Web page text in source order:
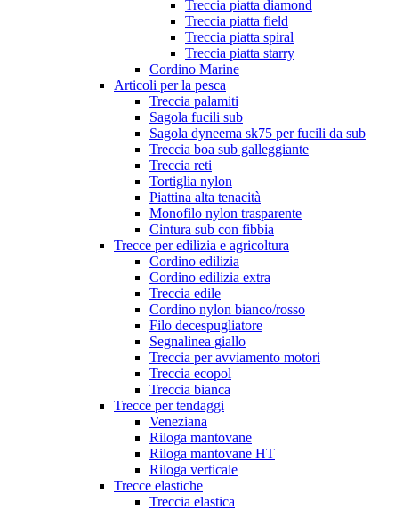
Treccia piatta diamond
Treccia piatta field
Treccia piatta spiral
Treccia piatta starry
Cordino Marine
Articoli per la pesca
Treccia palamiti
Sagola fucili sub
Sagola dyneema sk75 per fucili da sub
Treccia boa sub galleggiante
Treccia reti
Tortiglia nylon
Piattina alta tenacità
Monofilo nylon trasparente
Cintura sub con fibbia
Trecce per edilizia e agricoltura
Cordino edilizia
Cordino edilizia extra
Treccia edile
Cordino nylon bianco/rosso
Filo decespugliatore
Segnalinea giallo
Treccia per avviamento motori
Treccia ecopol
Treccia bianca
Trecce per tendaggi
Veneziana
Riloga mantovane
Riloga mantovane HT
Riloga verticale
Trecce elastiche
Treccia elastica